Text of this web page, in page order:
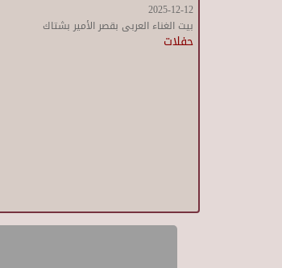
2025-12-12
بيت الغناء العربى بقصر الأمير بشتاك
حفلات